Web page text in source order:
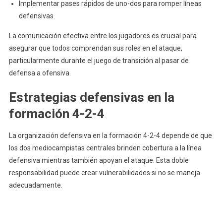
Implementar pases rápidos de uno-dos para romper líneas
defensivas.
La comunicación efectiva entre los jugadores es crucial para
asegurar que todos comprendan sus roles en el ataque,
particularmente durante el juego de transición al pasar de
defensa a ofensiva.
Estrategias defensivas en la
formación 4-2-4
La organización defensiva en la formación 4-2-4 depende de que
los dos mediocampistas centrales brinden cobertura a la línea
defensiva mientras también apoyan el ataque. Esta doble
responsabilidad puede crear vulnerabilidades si no se maneja
adecuadamente.